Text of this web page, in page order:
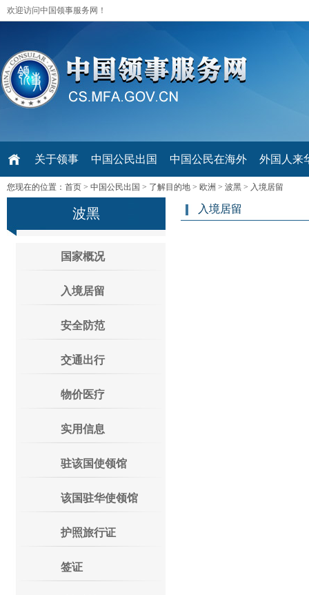
欢迎访问中国领事服务网！
关于领事 中国公民出国 中国公民在海外 外国人来
您现在的位置： 首页 > 中国公民出国 > 了解目的地 > 欧洲 > 波黑 > 入境居留
波黑
国家概况
入境居留
安全防范
交通出行
物价医疗
实用信息
驻该国使领馆
该国驻华使领馆
护照旅行证
签证
入境居留